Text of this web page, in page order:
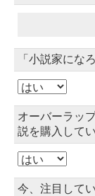
「小説家にな
オーバーラッ
説を購入して
今、注目して